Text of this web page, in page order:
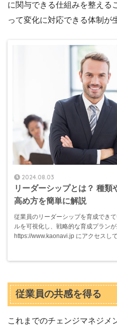
に関与できる仕組みを整える
って変化に対応できる体制が
2024.08.03
リーダーシップとは？ 種類
高め方を簡単に解説
従業員のリーダーシップを育成でき
ルを可視化し、戦略的な育成プラン
https://www.kaonavi.jp にアクセスし
従業員の共感を得る
これまでのチェンジマネジメ